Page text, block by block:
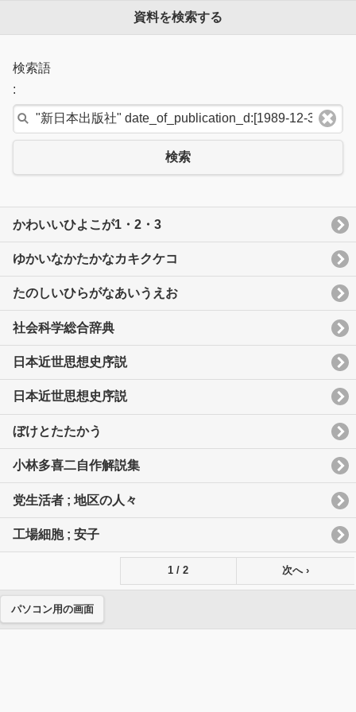
資料を検索する
検索語
:
検索
かわいいひよこが1・2・3
ゆかいなかたかなカキクケコ
たのしいひらがなあいうえお
社会科学総合辞典
日本近世思想史序説
日本近世思想史序説
ぼけとたたかう
小林多喜二自作解説集
党生活者 ; 地区の人々
工場細胞 ; 安子
1 / 2 次へ ›
パソコン用の画面